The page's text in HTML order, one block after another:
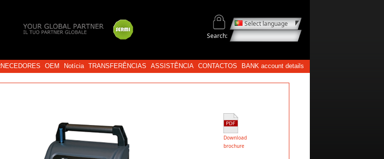
Select language
Search:
OEM Notícia TRANSFERÊNCIAS ASSISTÊNCIA CONTACTOS BANK account details
Download
brochure